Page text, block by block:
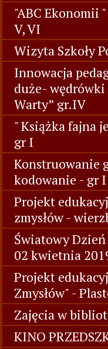
"ABC Ekonomii
V, VI
Wizyta Szkoły
Innowacja
duże- wędrówki
Warty” gr.IV
" Książka fajna
gr I
Konstruowanie
kodowanie - gr I
Projekt
zmysłów -
Światowy
02 kwietnia
Projekt
Zmysłów" -
Zajęcia w
KINO